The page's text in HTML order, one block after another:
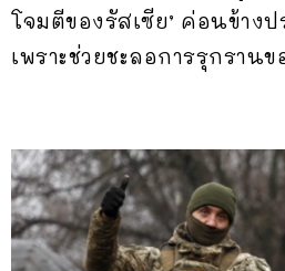
โจมตีของรัสเซีย’ ค่อนข้างป
เพราะช่วยชะลอการรุกราน